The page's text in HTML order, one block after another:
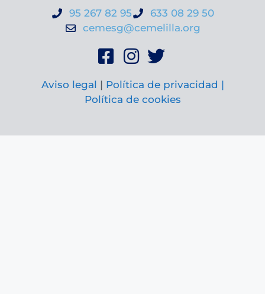
95 267 82 95
633 08 29 50
cemesg@cemelilla.org
Aviso legal | Política de privacidad |
Política de cookies